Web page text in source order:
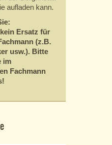
aufladen kann.
Ersatz für
(z.B.
usw.). Bitte
im
Fachmann